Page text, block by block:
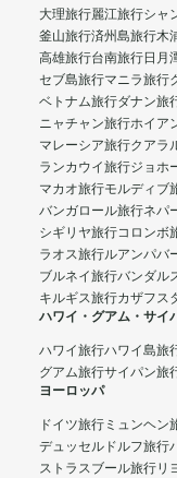
大理旅行麗江旅行シャ
釜山旅行済州島旅行木
高雄旅行台南旅行日月
セブ島旅行マニラ旅行
ベトナム旅行ダナン旅
ニャチャン旅行ホイア
マレーシア旅行クアラ
ランカウイ旅行ジョホ
マカオ旅行モルディブ
バンガロール旅行ネパ
シギリヤ旅行コロンボ
ラオス旅行ルアンパバ
ブルネイ旅行バンダル
キルギス旅行カザフス
ハワイ・グアム・サイ
ハワイ旅行ハワイ島旅
グアム旅行サイパン旅
ヨーロッパ
ドイツ旅行 ミュンヘン
デュッセルドルフ旅行
ストラスブール旅行リ